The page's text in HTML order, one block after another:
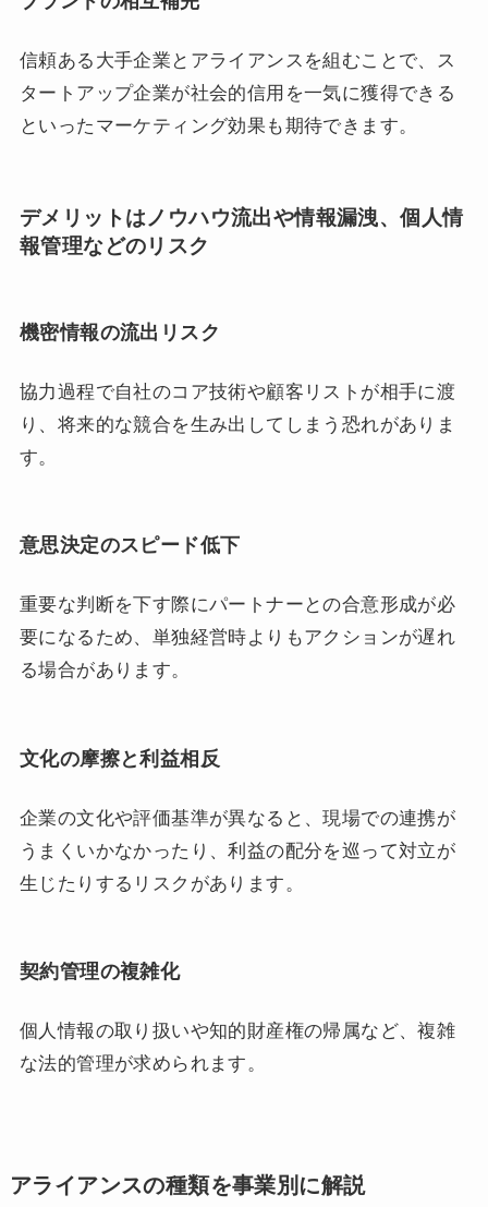
信頼ある大手企業とアライアンスを組むことで、ス
タートアップ企業が社会的信用を一気に獲得できる
といったマーケティング効果も期待できます。
デメリットはノウハウ流出や情報漏洩、個人情
報管理などのリスク
機密情報の流出リスク
協力過程で自社のコア技術や顧客リストが相手に渡
り、将来的な競合を生み出してしまう恐れがありま
す。
意思決定のスピード低下
重要な判断を下す際にパートナーとの合意形成が必
要になるため、単独経営時よりもアクションが遅れ
る場合があります。
文化の摩擦と利益相反
企業の文化や評価基準が異なると、現場での連携が
うまくいかなかったり、利益の配分を巡って対立が
生じたりするリスクがあります。
契約管理の複雑化
個人情報の取り扱いや知的財産権の帰属など、複雑
な法的管理が求められます。
アライアンスの種類を事業別に解説